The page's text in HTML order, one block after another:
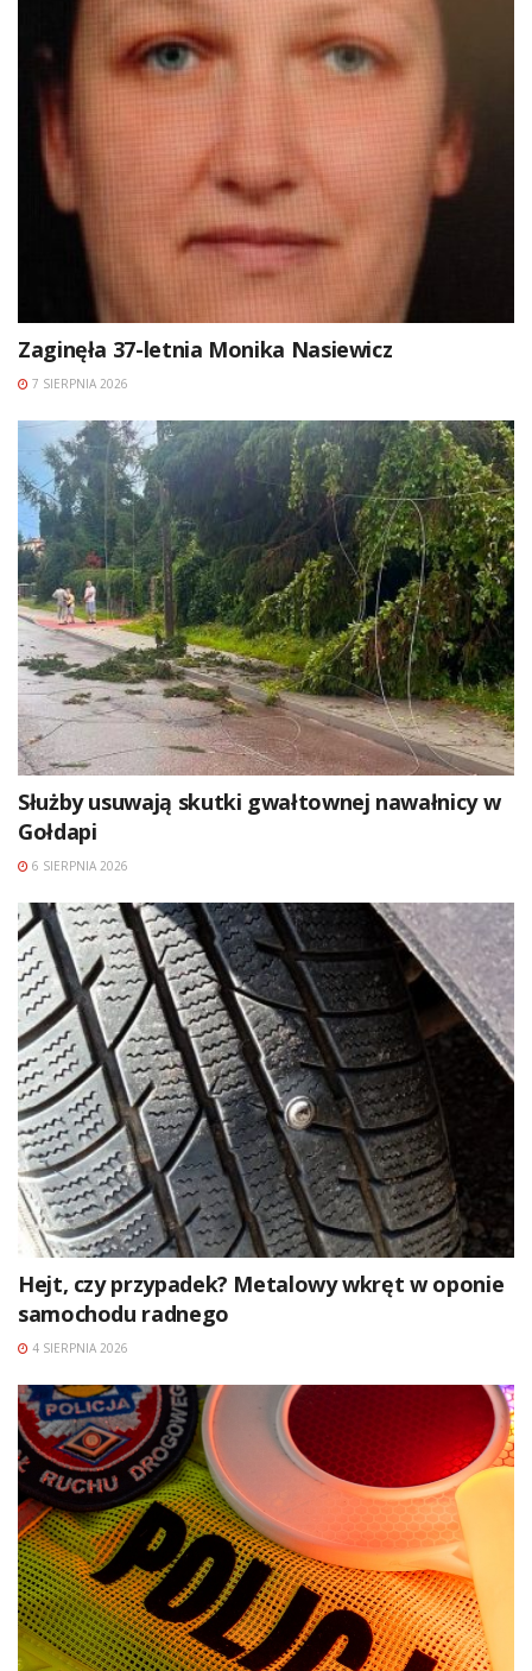
Zaginęła 37-letnia Monika Nasiewicz
7 SIERPNIA 2026
Służby usuwają skutki gwałtownej nawałnicy w
Gołdapi
6 SIERPNIA 2026
Hejt, czy przypadek? Metalowy wkręt w oponie
samochodu radnego
4 SIERPNIA 2026